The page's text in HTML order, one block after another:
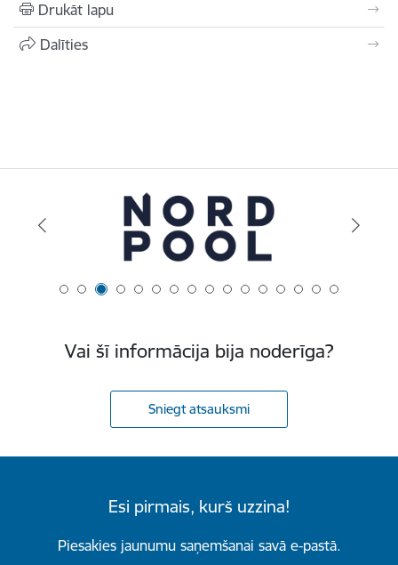
Drukāt lapu
Dalīties
Vai šī informācija bija noderīga?
Sniegt atsauksmi
Esi pirmais, kurš uzzina!
Piesakies jaunumu saņemšanai savā e-pastā.